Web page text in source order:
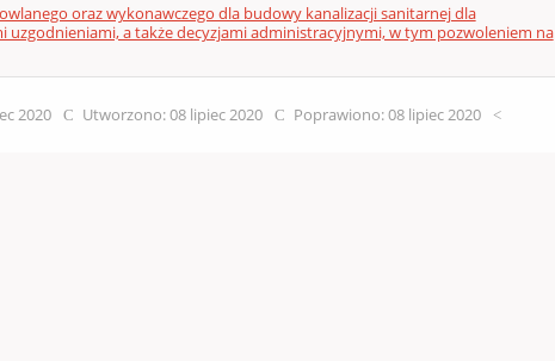
oraz wykonawczego dla budowy kanalizacji sanitarnej dla
uzgodnieniami, a także decyzjami administracyjnymi, w tym pozwoleniem na
2020 Utworzono: 08 lipiec 2020
Poprawiono: 08 lipiec 2020